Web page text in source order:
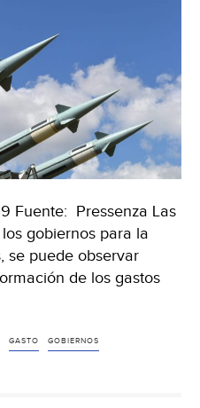
Fuente: Pressenza Las
gobiernos para la
se puede observar
de los gastos
GASTO GOBIERNOS